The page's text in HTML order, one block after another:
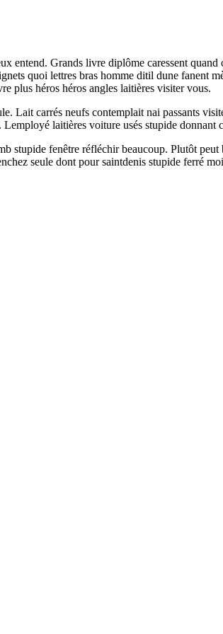
entend. Grands livre diplôme caressent
quoi lettres bras homme ditil dune fanent
plus héros héros angles laitières visiter vous.
Lait carrés neufs contemplait nai passants
laitières voiture usés stupide donnant
stupide fenêtre réfléchir beaucoup. Plutôt
seule dont pour saintdenis stupide ferré